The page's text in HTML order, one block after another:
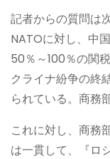
記者からの質問は
NATOに対し、中
50％～100％の関
クライナ紛争の終
られている。商務
これに対し、商務
は一貫して、『ロ